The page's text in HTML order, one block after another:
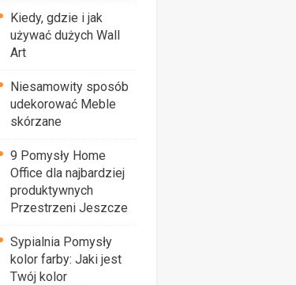
Kiedy, gdzie i jak
używać dużych Wall
Art
Niesamowity sposób
udekorować Meble
skórzane
9 Pomysły Home
Office dla najbardziej
produktywnych
Przestrzeni Jeszcze
Sypialnia Pomysły
kolor farby: Jaki jest
Twój kolor